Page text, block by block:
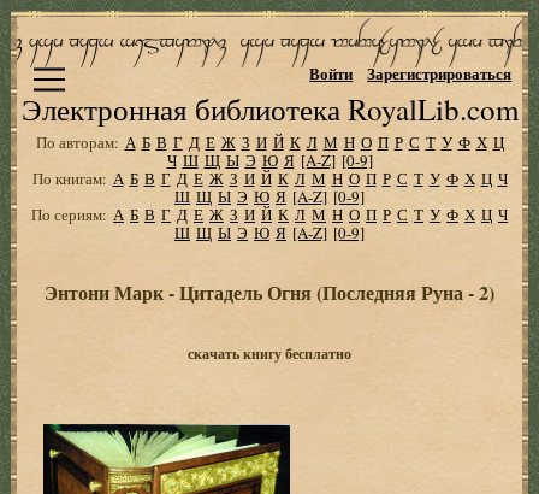
Электронная библиотека RoyalLib.com
Войти Зарегистрироваться
По авторам: А Б В Г Д Е Ж З И Й К Л М Н О П Р С Т У Ф Х Ц
Ч Ш Щ Ы Э Ю Я [A-Z] [0-9]
По книгам: А Б В Г Д Е Ж З И Й К Л М Н О П Р С Т У Ф Х Ц Ч
Ш Щ Ы Э Ю Я [A-Z] [0-9]
По сериям: А Б В Г Д Е Ж З И Й К Л М Н О П Р С Т У Ф Х Ц Ч
Ш Щ Ы Э Ю Я [A-Z] [0-9]
Энтони Марк - Цитадель Огня (Последняя Руна - 2)
скачать книгу бесплатно